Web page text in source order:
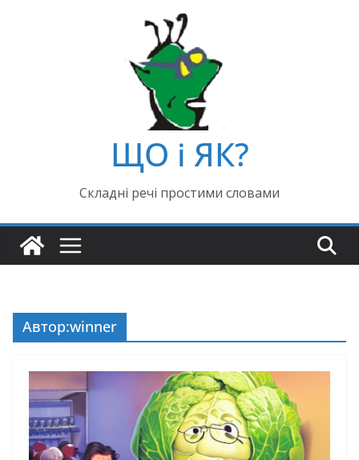
ЩО і ЯК?
Складні речі простими словами
Автор:winner